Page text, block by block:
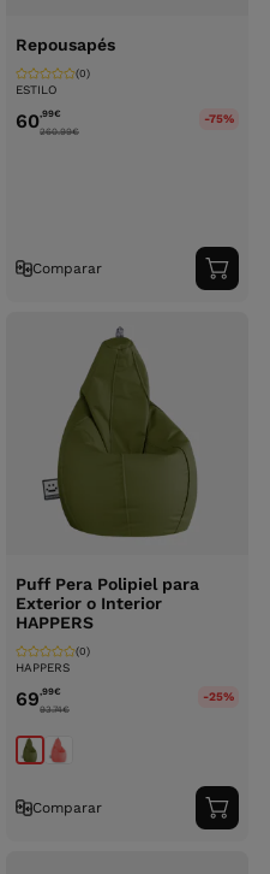
Repousapés
ESTILO
(0)
60,99€
260.99€
-75%
Comparar
ao
Puff Pera Polipiel para
Exterior o Interior
HAPPERS
HAPPERS
(0)
69,99€
93.74€
-25%
Comparar
ao